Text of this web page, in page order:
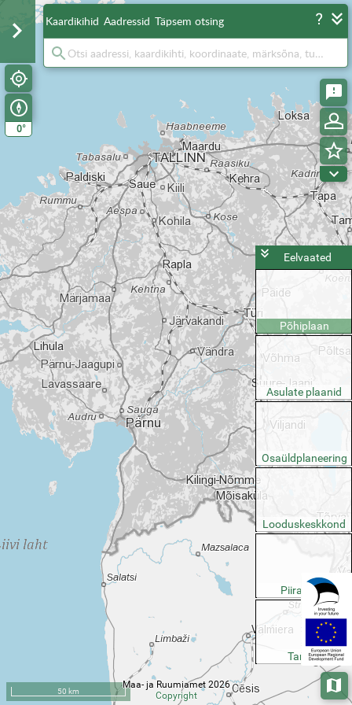
0°
Kaardikihid Aadressid Täpsem otsing
50 km
Maa- ja Ruumiamet 2026
Copyright
Eelvaated
Põhiplaan
Asulate plaanid
Osaüldplaneering
Looduskeskkond
Piirangud
Taristu